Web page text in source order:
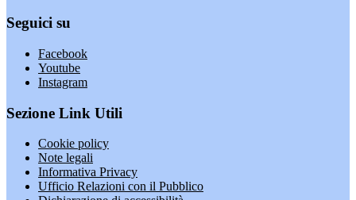
Seguici su
Facebook
Youtube
Instagram
Sezione Link Utili
Cookie policy
Note legali
Informativa Privacy
Ufficio Relazioni con il Pubblico